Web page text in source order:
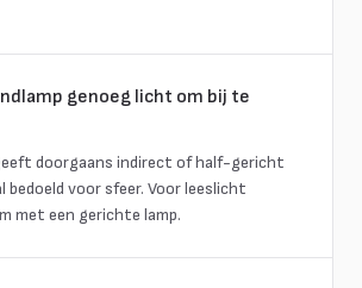
genoeg licht om bij te
doorgaans indirect of half-gericht
bedoeld voor sfeer. Voor leeslicht
met een gerichte lamp.